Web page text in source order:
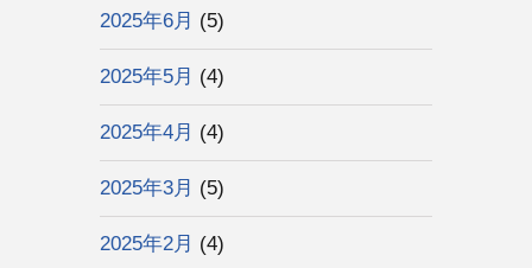
2025年6月 (5)
2025年5月 (4)
2025年4月 (4)
2025年3月 (5)
2025年2月 (4)